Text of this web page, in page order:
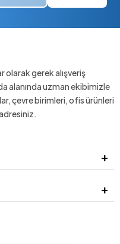
gerek alışveriş
alanında uzman ekibimizle
çevre birimleri, ofis ürünleri